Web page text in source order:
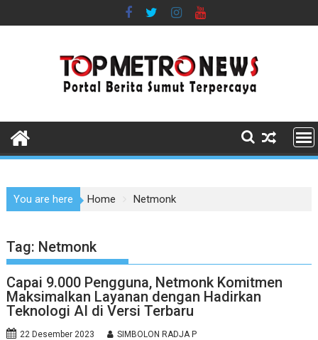
to
You are here Home Netmonk
Tag: Netmonk
Capai 9.000 Pengguna, Netmonk Komitmen
Maksimalkan Layanan dengan Hadirkan
Teknologi AI di Versi Terbaru
22 Desember 2023 SIMBOLON RADJA P